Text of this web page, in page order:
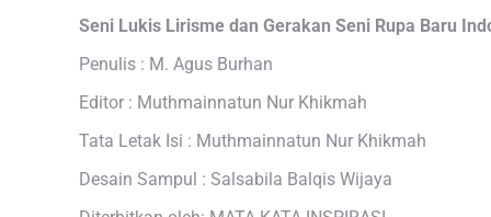
Seni Lukis Lirisme dan Gerakan Seni Rupa Baru
Penulis : M. Agus Burhan
Editor : Muthmainnatun Nur Khikmah
Tata Letak Isi : Muthmainnatun Nur Khikmah
Desain Sampul : Salsabila Balqis Wijaya